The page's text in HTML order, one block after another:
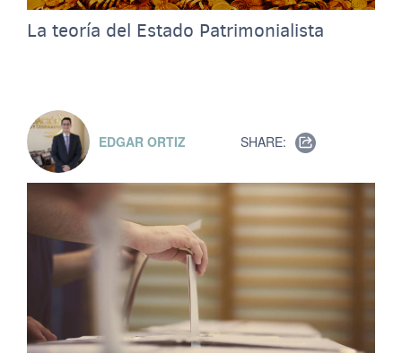
La teoría del Estado Patrimonialista
EDGAR ORTIZ SHARE: